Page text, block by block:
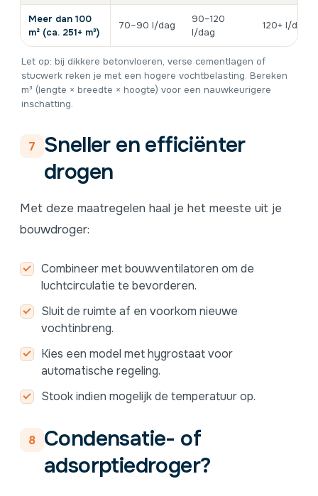
Meer dan 100
m² (ca. 251+ m³)
70–90 l/dag
90–120
l/dag
120+ l/dag
Let op: bij dikkere betonvloeren, verse cementlagen of
stucwerk reken je met een hogere vochtbelasting. Bereken
m³ (lengte × breedte × hoogte) voor een nauwkeurigere
inschatting.
7
Sneller en efficiënter
drogen
Met deze maatregelen haal je het meeste uit je
bouwdroger:
Combineer met bouwventilatoren om de
luchtcirculatie te bevorderen.
Sluit de ruimte af en voorkom nieuwe
vochtinbreng.
Kies een model met hygrostaat voor
automatische regeling.
Stook indien mogelijk de temperatuur op.
8
Condensatie- of
adsorptiedroger?